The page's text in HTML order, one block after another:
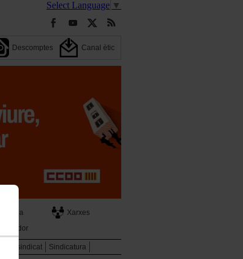
Select Language ▼
Descomptes Canal ètic
Agenda
Xarxes
Cercador
El teu sindicat
Sindicatura